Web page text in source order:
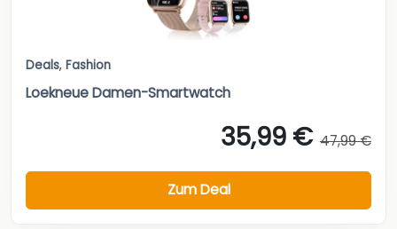
Deals, Fashion
Loekneue Damen-Smartwatch
35,99 € 47,99 €
Zum Deal